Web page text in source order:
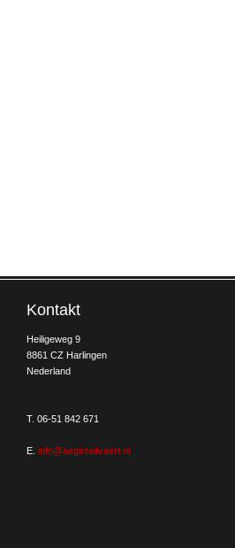
Kontakt
Heiligeweg 9
8861 CZ Harlingen
Nederland
T. 06-51 842 671
E. info@aegirzeilvaert.nl